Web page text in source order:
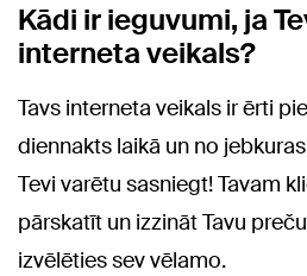
Kādi ir ieguvumi, ja
interneta veikals?
Tavs interneta veikals ir ērti
diennakts laikā un no
Tevi varētu sasniegt! Tavam
pārskatīt un izzināt Tavu
izvēlēties sev vēlamo.